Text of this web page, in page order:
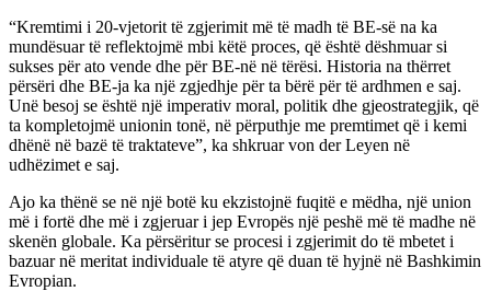
“Kremtimi i 20-vjetorit të zgjerimit më të madh të BE-së na ka
mundësuar të reflektojmë mbi këtë proces, që është dëshmuar si
sukses për ato vende dhe për BE-në në tërësi. Historia na thërret
përsëri dhe BE-ja ka një zgjedhje për ta bërë për të ardhmen e saj.
Unë besoj se është një imperativ moral, politik dhe gjeostrategjik, që
ta kompletojmë unionin tonë, në përputhje me premtimet që i kemi
dhënë në bazë të traktateve”, ka shkruar von der Leyen në
udhëzimet e saj.
Ajo ka thënë se në një botë ku ekzistojnë fuqitë e mëdha, një union
më i fortë dhe më i zgjeruar i jep Evropës një peshë më të madhe në
skenën globale. Ka përsëritur se procesi i zgjerimit do të mbetet i
bazuar në meritat individuale të atyre që duan të hyjnë në Bashkimin
Evropian.